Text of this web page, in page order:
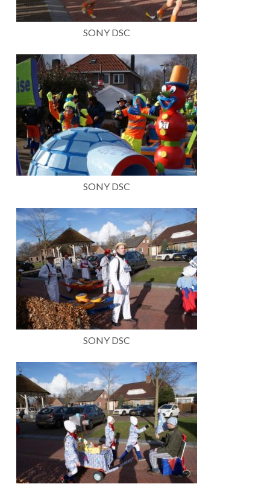
SONY DSC
SONY DSC
SONY DSC